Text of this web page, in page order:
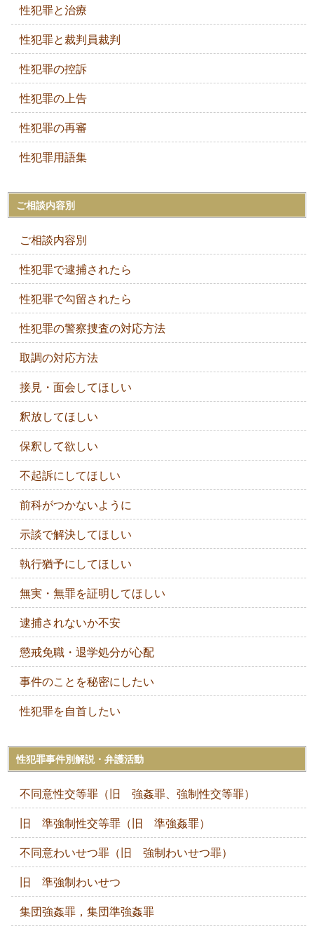
性犯罪と治療
性犯罪と裁判員裁判
性犯罪の控訴
性犯罪の上告
性犯罪の再審
性犯罪用語集
ご相談内容別
ご相談内容別
性犯罪で逮捕されたら
性犯罪で勾留されたら
性犯罪の警察捜査の対応方法
取調の対応方法
接見・面会してほしい
釈放してほしい
保釈して欲しい
不起訴にしてほしい
前科がつかないように
示談で解決してほしい
執行猶予にしてほしい
無実・無罪を証明してほしい
逮捕されないか不安
懲戒免職・退学処分が心配
事件のことを秘密にしたい
性犯罪を自首したい
性犯罪事件別解説・弁護活動
不同意性交等罪（旧 強姦罪、強制性交等罪）
旧 準強制性交等罪（旧 準強姦罪）
不同意わいせつ罪（旧 強制わいせつ罪）
旧 準強制わいせつ
集団強姦罪，集団準強姦罪